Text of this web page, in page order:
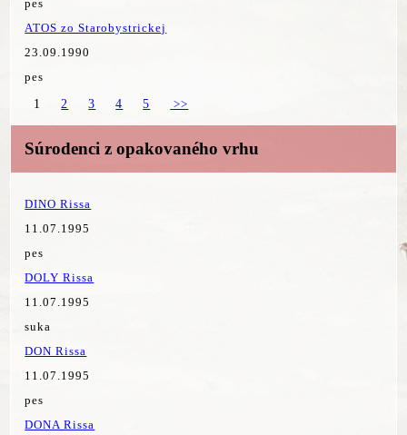
pes
ATOS zo Starobystrickej
23.09.1990
pes
1
2 3 4 5 >>
Súrodenci z opakovaného vrhu
DINO Rissa
11.07.1995
pes
DOLY Rissa
11.07.1995
suka
DON Rissa
11.07.1995
pes
DONA Rissa